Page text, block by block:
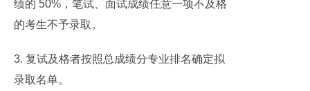
绩的 50%，笔试、面试成绩任意一项不及格
的考生不予录取。
3. 复试及格者按照总成绩分专业排名确定拟
录取名单。